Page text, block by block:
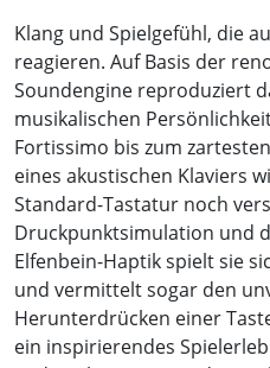
Klang und Spielgefühl, die
reagieren. Auf Basis der
Soundengine reproduziert
musikalischen
Fortissimo bis zum
eines akustischen Klaviers
Standard-Tastatur noch
Druckpunktsimulation und
Elfenbein-Haptik spielt sie
und vermittelt sogar den
Herunterdrücken einer
ein inspirierendes